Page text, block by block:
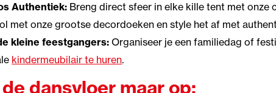
Authentiek: Breng direct sfeer in elke kille tent met onze
met onze grootse decordoeken en style het af met
kleine feestgangers: Organiseer je een familiedag of
kindermeubilair te huren.
dansvloer maar op: